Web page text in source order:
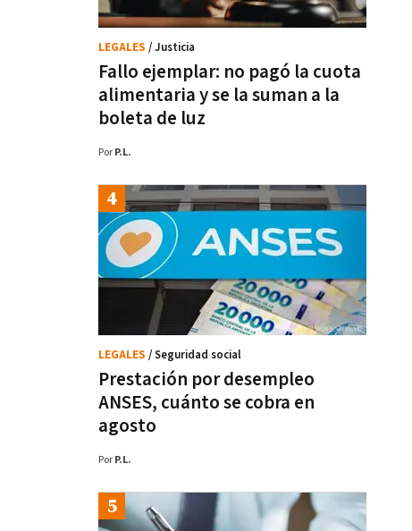
Fallo ejemplar: no pagó la cuota
alimentaria y se la suman a la
boleta de luz
LEGALES / Justicia
Por P.L.
Prestación por desempleo
ANSES, cuánto se cobra en
agosto
LEGALES / Seguridad social
Por P.L.